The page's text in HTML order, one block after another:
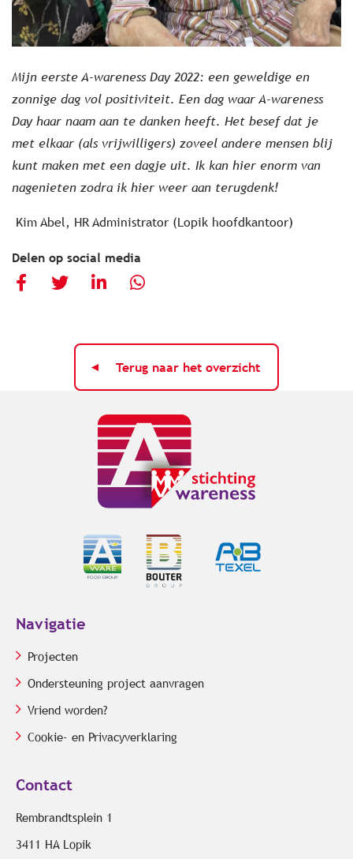
Mijn eerste A-wareness Day 2022: een geweldige en
zonnige dag vol positiviteit. Een dag waar A-wareness
Day haar naam aan te danken heeft. Het besef dat je
met elkaar (als vrijwilligers) zoveel andere mensen blij
kunt maken met een dagje uit. Ik kan hier enorm van
nagenieten zodra ik hier weer aan terugdenk!
Kim Abel, HR Administrator (Lopik hoofdkantoor)
Delen op social media
Terug naar het overzicht
Navigatie
Projecten
Ondersteuning project aanvragen
Vriend worden?
Cookie- en Privacyverklaring
Contact
Rembrandtsplein 1
3411 HA Lopik